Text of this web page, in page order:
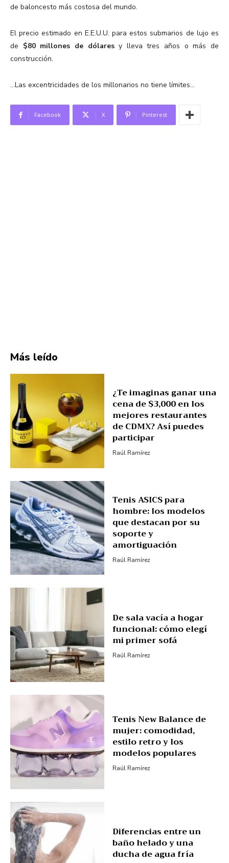
de baloncesto más costosa del mundo.
El precio estimado en E.E.U.U. para estos submarios de lujo es
de $80 millones de dólaresy lleva tres años o más de
construcción.
…Las excentricidades de los millonarios no tiene límites…
Facebook X Pinterest
Más leído
¿Te imaginas ganar una
cena de $3,000 en los
mejores restaurantes
de CDMX? Así puedes
participar
Raúl Ramírez
Tenis ASICS para
hombre: los modelos
que destacan por su
soporte y
amortiguación
Raúl Ramírez
De sala vacía a hogar
funcional: cómo elegí
mi primer sofá
Raúl Ramírez
Tenis New Balance de
mujer: comodidad,
estilo retro y los
modelos populares
Raúl Ramírez
Diferencias entre un
baño helado y una
ducha de agua fría